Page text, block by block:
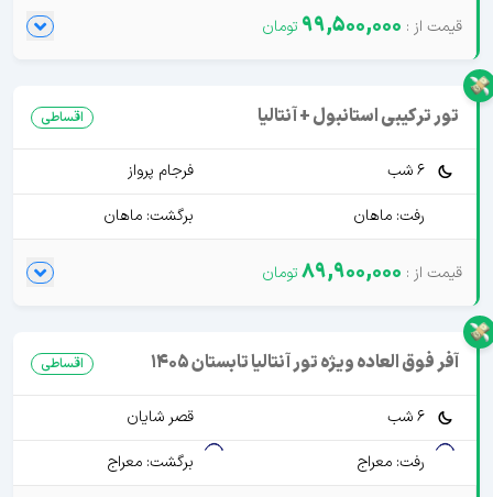
99,500,000
تور ترکیبی استانبول + آنتالیا اقساطی
6 شب
فرجام پرواز
رفت: ماهان
برگشت: ماهان
89,900,000
آفر فوق العاده ویژه تور آنتالیا تابستان 1405 اقساطی
6 شب
قصر شایان
رفت: معراج
برگشت: معراج